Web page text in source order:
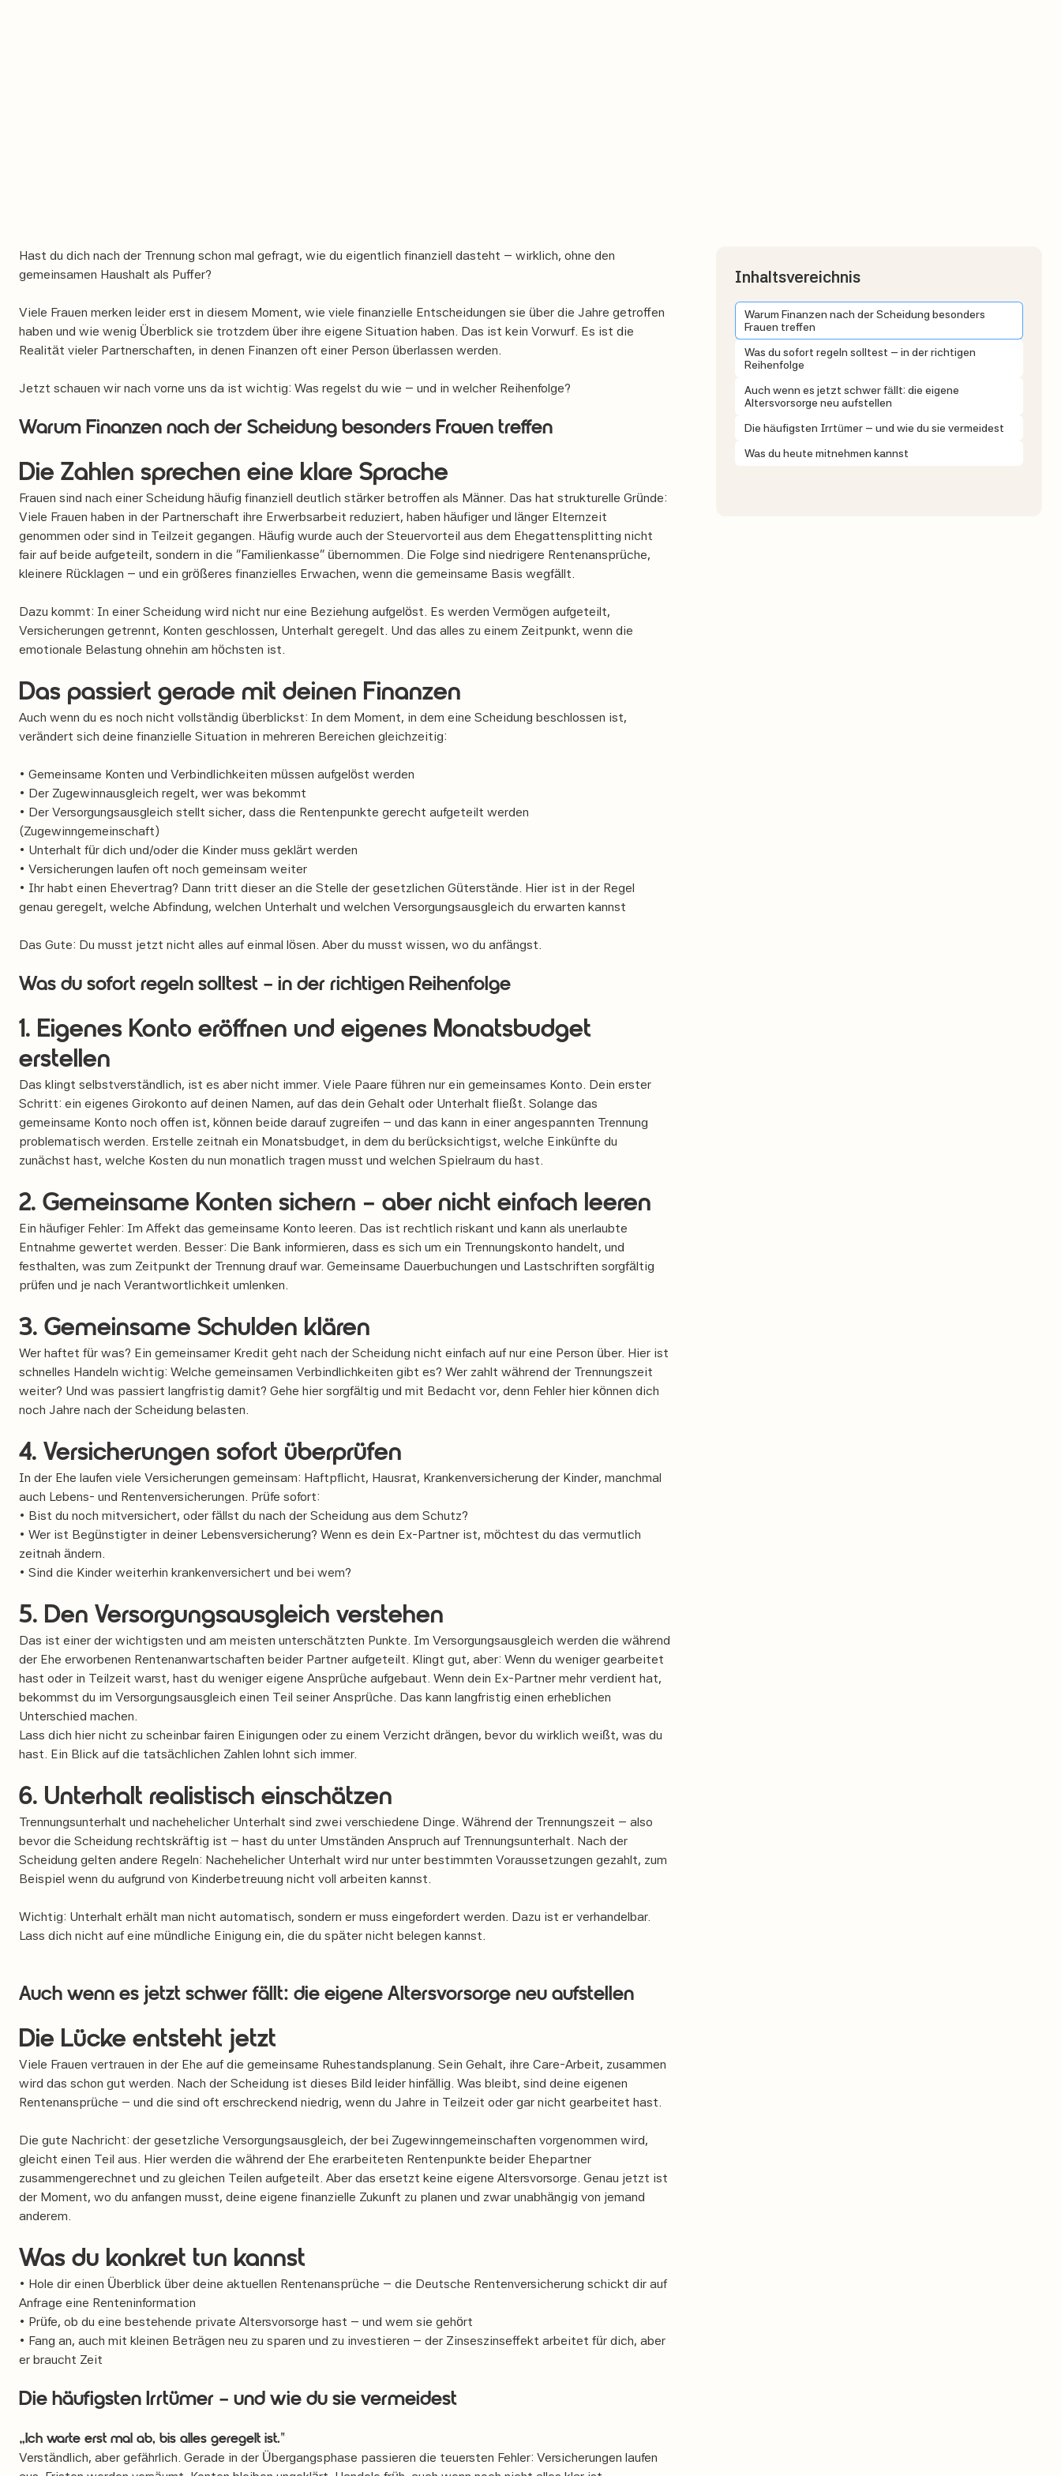
Hast du dich nach der Trennung schon mal gefragt, wie du eigentlich finanziell dasteht – wirklich, ohne den
gemeinsamen Haushalt als Puffer?
Viele Frauen merken leider erst in diesem Moment, wie viele finanzielle Entscheidungen sie über die Jahre getroffen
haben und wie wenig Überblick sie trotzdem über ihre eigene Situation haben. Das ist kein Vorwurf. Es ist die
Realität vieler Partnerschaften, in denen Finanzen oft einer Person überlassen werden.
Jetzt schauen wir nach vorne uns da ist wichtig: Was regelst du wie – und in welcher Reihenfolge?
Warum Finanzen nach der Scheidung besonders Frauen treffen
Die Zahlen sprechen eine klare Sprache
Frauen sind nach einer Scheidung häufig finanziell deutlich stärker betroffen als Männer. Das hat strukturelle Gründe:
Viele Frauen haben in der Partnerschaft ihre Erwerbsarbeit reduziert, haben häufiger und länger Elternzeit
genommen oder sind in Teilzeit gegangen. Häufig wurde auch der Steuervorteil aus dem Ehegattensplitting nicht
fair auf beide aufgeteilt, sondern in die "Familienkasse" übernommen. Die Folge sind niedrigere Rentenansprüche,
kleinere Rücklagen – und ein größeres finanzielles Erwachen, wenn die gemeinsame Basis wegfällt.
Dazu kommt: In einer Scheidung wird nicht nur eine Beziehung aufgelöst. Es werden Vermögen aufgeteilt,
Versicherungen getrennt, Konten geschlossen, Unterhalt geregelt. Und das alles zu einem Zeitpunkt, wenn die
emotionale Belastung ohnehin am höchsten ist.
Das passiert gerade mit deinen Finanzen
Auch wenn du es noch nicht vollständig überblickst: In dem Moment, in dem eine Scheidung beschlossen ist,
verändert sich deine finanzielle Situation in mehreren Bereichen gleichzeitig:
• Gemeinsame Konten und Verbindlichkeiten müssen aufgelöst werden
• Der Zugewinnausgleich regelt, wer was bekommt
• Der Versorgungsausgleich stellt sicher, dass die Rentenpunkte gerecht aufgeteilt werden
(Zugewinngemeinschaft)
• Unterhalt für dich und/oder die Kinder muss geklärt werden
• Versicherungen laufen oft noch gemeinsam weiter
• Ihr habt einen Ehevertrag? Dann tritt dieser an die Stelle der gesetzlichen Güterstände. Hier ist in der Regel
genau geregelt, welche Abfindung, welchen Unterhalt und welchen Versorgungsausgleich du erwarten kannst
Das Gute: Du musst jetzt nicht alles auf einmal lösen. Aber du musst wissen, wo du anfängst.
Was du sofort regeln solltest – in der richtigen Reihenfolge
1. Eigenes Konto eröffnen und eigenes Monatsbudget
erstellen
Das klingt selbstverständlich, ist es aber nicht immer. Viele Paare führen nur ein gemeinsames Konto. Dein erster
Schritt: ein eigenes Girokonto auf deinen Namen, auf das dein Gehalt oder Unterhalt fließt. Solange das
gemeinsame Konto noch offen ist, können beide darauf zugreifen – und das kann in einer angespannten Trennung
problematisch werden. Erstelle zeitnah ein Monatsbudget, in dem du berücksichtigst, welche Einkünfte du
zunächst hast, welche Kosten du nun monatlich tragen musst und welchen Spielraum du hast.
2. Gemeinsame Konten sichern – aber nicht einfach leeren
Ein häufiger Fehler: Im Affekt das gemeinsame Konto leeren. Das ist rechtlich riskant und kann als unerlaubte
Entnahme gewertet werden. Besser: Die Bank informieren, dass es sich um ein Trennungskonto handelt, und
festhalten, was zum Zeitpunkt der Trennung drauf war. Gemeinsame Dauerbuchungen und Lastschriften sorgfältig
prüfen und je nach Verantwortlichkeit umlenken.
3. Gemeinsame Schulden klären
Wer haftet für was? Ein gemeinsamer Kredit geht nach der Scheidung nicht einfach auf nur eine Person über. Hier ist
schnelles Handeln wichtig: Welche gemeinsamen Verbindlichkeiten gibt es? Wer zahlt während der Trennungszeit
weiter? Und was passiert langfristig damit? Gehe hier sorgfältig und mit Bedacht vor, denn Fehler hier können dich
noch Jahre nach der Scheidung belasten.
4. Versicherungen sofort überprüfen
In der Ehe laufen viele Versicherungen gemeinsam: Haftpflicht, Hausrat, Krankenversicherung der Kinder, manchmal
auch Lebens- und Rentenversicherungen. Prüfe sofort:
• Bist du noch mitversichert, oder fällst du nach der Scheidung aus dem Schutz?
• Wer ist Begünstigter in deiner Lebensversicherung? Wenn es dein Ex-Partner ist, möchtest du das vermutlich
zeitnah ändern.
• Sind die Kinder weiterhin krankenversichert und bei wem?
5. Den Versorgungsausgleich verstehen
Das ist einer der wichtigsten und am meisten unterschätzten Punkte. Im Versorgungsausgleich werden die während
der Ehe erworbenen Rentenanwartschaften beider Partner aufgeteilt. Klingt gut, aber: Wenn du weniger gearbeitet
hast oder in Teilzeit warst, hast du weniger eigene Ansprüche aufgebaut. Wenn dein Ex-Partner mehr verdient hat,
bekommst du im Versorgungsausgleich einen Teil seiner Ansprüche. Das kann langfristig einen erheblichen
Unterschied machen.
Lass dich hier nicht zu scheinbar fairen Einigungen oder zu einem Verzicht drängen, bevor du wirklich weißt, was du
hast. Ein Blick auf die tatsächlichen Zahlen lohnt sich immer.
6. Unterhalt realistisch einschätzen
Trennungsunterhalt und nachehelicher Unterhalt sind zwei verschiedene Dinge. Während der Trennungszeit – also
bevor die Scheidung rechtskräftig ist – hast du unter Umständen Anspruch auf Trennungsunterhalt. Nach der
Scheidung gelten andere Regeln: Nachehelicher Unterhalt wird nur unter bestimmten Voraussetzungen gezahlt, zum
Beispiel wenn du aufgrund von Kinderbetreuung nicht voll arbeiten kannst.
Wichtig: Unterhalt erhält man nicht automatisch, sondern er muss eingefordert werden. Dazu ist er verhandelbar.
Lass dich nicht auf eine mündliche Einigung ein, die du später nicht belegen kannst.
Auch wenn es jetzt schwer fällt: die eigene Altersvorsorge neu aufstellen
Die Lücke entsteht jetzt
Viele Frauen vertrauen in der Ehe auf die gemeinsame Ruhestandsplanung. Sein Gehalt, ihre Care-Arbeit, zusammen
wird das schon gut werden. Nach der Scheidung ist dieses Bild leider hinfällig. Was bleibt, sind deine eigenen
Rentenansprüche – und die sind oft erschreckend niedrig, wenn du Jahre in Teilzeit oder gar nicht gearbeitet hast.
Die gute Nachricht: der gesetzliche Versorgungsausgleich, der bei Zugewinngemeinschaften vorgenommen wird,
gleicht einen Teil aus. Hier werden die während der Ehe erarbeiteten Rentenpunkte beider Ehepartner
zusammengerechnet und zu gleichen Teilen aufgeteilt. Aber das ersetzt keine eigene Altersvorsorge. Genau jetzt ist
der Moment, wo du anfangen musst, deine eigene finanzielle Zukunft zu planen und zwar unabhängig von jemand
anderem.
Was du konkret tun kannst
• Hole dir einen Überblick über deine aktuellen Rentenansprüche – die Deutsche Rentenversicherung schickt dir auf
Anfrage eine Renteninformation
• Prüfe, ob du eine bestehende private Altersvorsorge hast – und wem sie gehört
• Fang an, auch mit kleinen Beträgen neu zu sparen und zu investieren – der Zinseszinseffekt arbeitet für dich, aber
er braucht Zeit
Die häufigsten Irrtümer – und wie du sie vermeidest
„Ich warte erst mal ab, bis alles geregelt ist."
Verständlich, aber gefährlich. Gerade in der Übergangsphase passieren die teuersten Fehler: Versicherungen laufen
Inhaltsvereichnis
Warum Finanzen nach der Scheidung besonders
Frauen treffen
Was du sofort regeln solltest – in der richtigen
Reihenfolge
Auch wenn es jetzt schwer fällt: die eigene
Altersvorsorge neu aufstellen
Die häufigsten Irrtümer – und wie du sie vermeidest
Was du heute mitnehmen kannst